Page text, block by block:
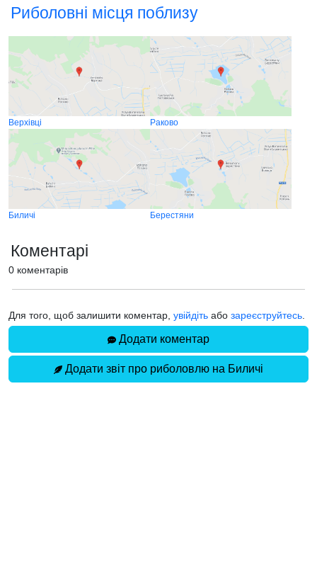
Риболовні місця поблизу
Верхівці Раково
Биличі Берестяни
Коментарі
0 коментарів
Для того, щоб залишити коментар, увійдіть або зареєструйтесь
Додати коментар
Додати звіт про риболовлю на Биличі